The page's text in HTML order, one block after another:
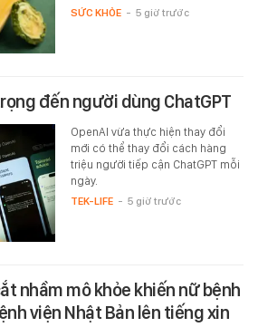
SỨC KHỎE - 5 giờ trước
đến người dùng ChatGPT
OpenAI vừa thực hiện thay đổi
mới có thể thay đổi cách hàng
triệu người tiếp cận ChatGPT mỗi
ngày.
TEK-LIFE - 5 giờ trước
nhầm mô khỏe khiến nữ bệnh
viện Nhật Bản lên tiếng xin